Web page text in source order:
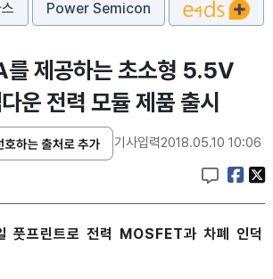
Power Semicon
제공하는 초소형 5.5V
운 전력 모듈 제품 출시
기사입력2018.05.10 10:06
풋프린트로 전력 MOSFET과 차폐 인덕